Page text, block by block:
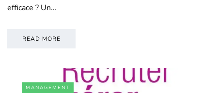
efficace ? Un…
READ MORE
MANAGEMENT